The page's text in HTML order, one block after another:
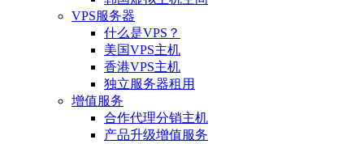
VPS服务器
什么是VPS？
美国VPS主机
香港VPS主机
独立服务器租用
增值服务
合作代理分销主机
产品升级增值服务